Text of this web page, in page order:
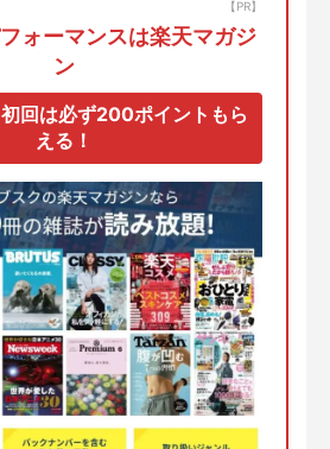
【PR】
ォーマンスは楽天マガジ
ン
回は必ず200ポイントもら
える！